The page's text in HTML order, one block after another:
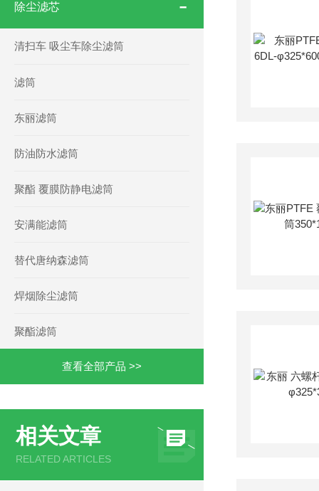
除尘滤芯
清扫车 吸尘车除尘滤筒
滤筒
东丽滤筒
防油防水滤筒
聚酯 覆膜防静电滤筒
安满能滤筒
替代唐纳森滤筒
焊烟除尘滤筒
聚酯滤筒
查看全部产品 >>
相关文章
RELATED ARTICLES